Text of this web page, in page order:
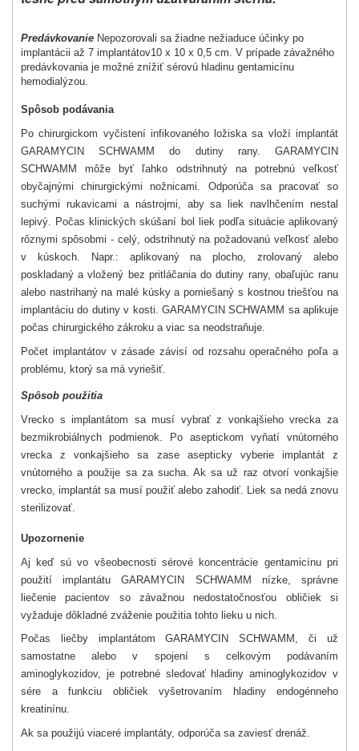
Predávkovanie Nepozorovali sa žiadne nežiaduce účinky po
implantácii až 7 implantátov10 x 10 x 0,5 cm. V prípade závažného
predávkovania je možné znížiť sérovú hladinu gentamicínu
hemodialýzou.
Spôsob podávania
Po chirurgickom vyčistení infikovaného ložiska sa vloží implantát
GARAMYCIN SCHWAMM do dutiny rany. GARAMYCIN
SCHWAMM môže byť ľahko odstrihnutý na potrebnú veľkosť
obyčajnými chirurgickými nožnicami. Odporúča sa pracovať so
suchými rukavicami a nástrojmi, aby sa liek navlhčením nestal
lepivý. Počas klinických skúšaní bol liek podľa situácie aplikovaný
rôznymi spôsobmi - celý, odstrihnutý na požadovanú veľkosť alebo
v kúskoch. Napr.: aplikovaný na plocho, zrolovaný alebo
poskladaný a vložený bez pritláčania do dutiny rany, obaľujúc ranu
alebo nastrihaný na malé kúsky a pomiešaný s kostnou triešťou na
implantáciu do dutiny v kosti. GARAMYCIN SCHWAMM sa aplikuje
počas chirurgického zákroku a viac sa neodstraňuje.
Počet implantátov v zásade závisí od rozsahu operačného poľa a
problému, ktorý sa má vyriešiť.
Spôsob použitia
Vrecko s implantátom sa musí vybrať z vonkajšieho vrecka za
bezmikrobiálnych podmienok. Po aseptickom vyňatí vnútorného
vrecka z vonkajšieho sa zase asepticky vyberie implantát z
vnútorného a použije sa za sucha. Ak sa už raz otvorí vonkajšie
vrecko, implantát sa musí použiť alebo zahodiť. Liek sa nedá znovu
sterilizovať.
Upozornenie
Aj keď sú vo všeobecnosti sérové koncentrácie gentamicínu pri
použití implantátu GARAMYCIN SCHWAMM nízke, správne
liečenie pacientov so závažnou nedostatočnosťou obličiek si
vyžaduje dôkladné zváženie použitia tohto lieku u nich.
Počas liečby implantátom GARAMYCIN SCHWAMM, či už
samostatne alebo v spojení s celkovým podávaním
aminoglykozidov, je potrebné sledovať hladiny aminoglykozidov v
sére a funkciu obličiek vyšetrovaním hladiny endogénneho
kreatinínu.
Ak sa použijú viaceré implantáty, odporúča sa zaviesť drenáž.